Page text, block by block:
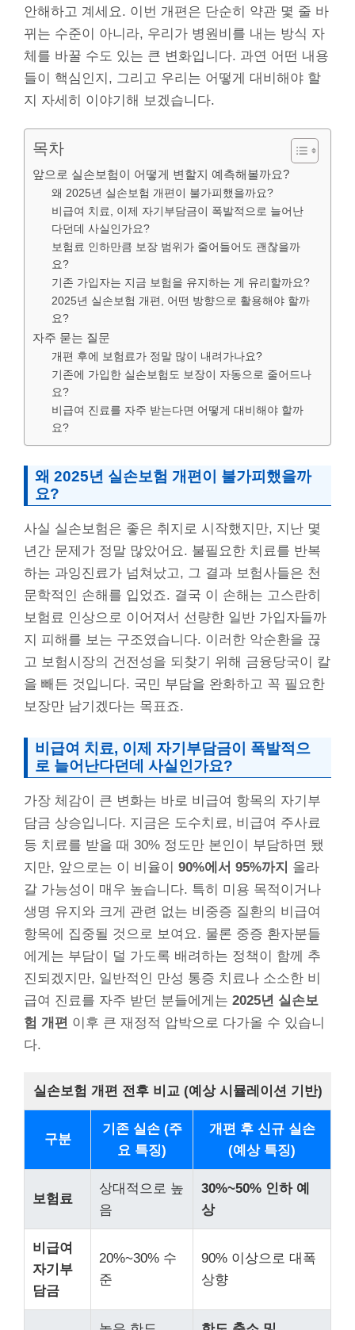
안해하고 계세요. 이번 개편은 단순히 약관 몇 줄 바
뀌는 수준이 아니라, 우리가 병원비를 내는 방식 자
체를 바꿀 수도 있는 큰 변화입니다. 과연 어떤 내용
들이 핵심인지, 그리고 우리는 어떻게 대비해야 할
지 자세히 이야기해 보겠습니다.
목차
앞으로 실손보험이 어떻게 변할지 예측해볼까요?
왜 2025년 실손보험 개편이 불가피했을까요?
비급여 치료, 이제 자기부담금이 폭발적으로 늘어난
다던데 사실인가요?
보험료 인하만큼 보장 범위가 줄어들어도 괜찮을까
요?
기존 가입자는 지금 보험을 유지하는 게 유리할까요?
2025년 실손보험 개편, 어떤 방향으로 활용해야 할까
요?
자주 묻는 질문
개편 후에 보험료가 정말 많이 내려가나요?
기존에 가입한 실손보험도 보장이 자동으로 줄어드나
요?
비급여 진료를 자주 받는다면 어떻게 대비해야 할까
요?
왜 2025년 실손보험 개편이 불가피했을까
요?
사실 실손보험은 좋은 취지로 시작했지만, 지난 몇
년간 문제가 정말 많았어요. 불필요한 치료를 반복
하는 과잉진료가 넘쳐났고, 그 결과 보험사들은 천
문학적인 손해를 입었죠. 결국 이 손해는 고스란히
보험료 인상으로 이어져서 선량한 일반 가입자들까
지 피해를 보는 구조였습니다. 이러한 악순환을 끊
고 보험시장의 건전성을 되찾기 위해 금융당국이 칼
을 빼든 것입니다. 국민 부담을 완화하고 꼭 필요한
보장만 남기겠다는 목표죠.
비급여 치료, 이제 자기부담금이 폭발적으
로 늘어난다던데 사실인가요?
가장 체감이 큰 변화는 바로 비급여 항목의 자기부
담금 상승입니다. 지금은 도수치료, 비급여 주사료
등 치료를 받을 때 30% 정도만 본인이 부담하면 됐
지만, 앞으로는 이 비율이 90%에서 95%까지 올라
갈 가능성이 매우 높습니다. 특히 미용 목적이거나
생명 유지와 크게 관련 없는 비중증 질환의 비급여
항목에 집중될 것으로 보여요. 물론 중증 환자분들
에게는 부담이 덜 가도록 배려하는 정책이 함께 추
진되겠지만, 일반적인 만성 통증 치료나 소소한 비
급여 진료를 자주 받던 분들에게는 2025년 실손보
험 개편 이후 큰 재정적 압박으로 다가올 수 있습니
다.
실손보험 개편 전후 비교 (예상 시뮬레이션 기반)
구분
기존 실손 (주
요 특징)
개편 후 신규 실손
(예상 특징)
보험료
상대적으로 높
음
30%~50% 인하 예
상
비급여
자기부
담금
20%~30% 수
준
90% 이상으로 대폭
상향